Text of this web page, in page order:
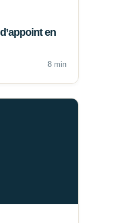
en
8 min